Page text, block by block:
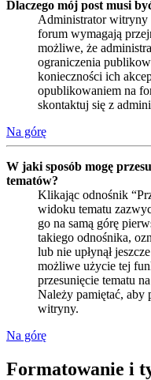
Dlaczego mój post musi
Administrator witryny
forum wymagają
możliwe, że
ograniczenia
konieczności ich
opublikowaniem na
skontaktuj się z
Na górę
W jaki sposób mogę
tematów?
Klikając odnośnik
widoku tematu
go na samą górę
takiego odnośnika,
lub nie upłynął
możliwe użycie tej
przesunięcie tematu
Należy pamiętać, aby
witryny.
Na górę
Formatowanie i